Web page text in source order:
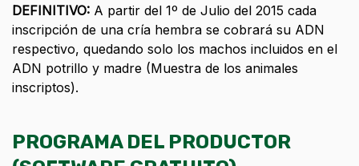
DEFINITIVO: A partir del 1º de Julio del 2015 cada
inscripción de una cría hembra se cobrará su ADN
respectivo, quedando solo los machos incluidos en el
ADN potrillo y madre (Muestra de los animales
inscriptos).
PROGRAMA DEL PRODUCTOR